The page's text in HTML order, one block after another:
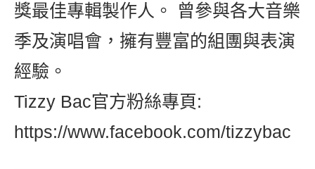
獎最佳專輯製作人。 曾參與各大音樂
季及演唱會，擁有豐富的組團與表演
經驗。
Tizzy Bac官方粉絲專頁:
https://www.facebook.com/tizzybac